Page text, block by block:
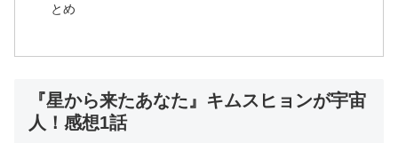
とめ
『星から来たあなた』キムスヒョンが宇宙
人！感想1話